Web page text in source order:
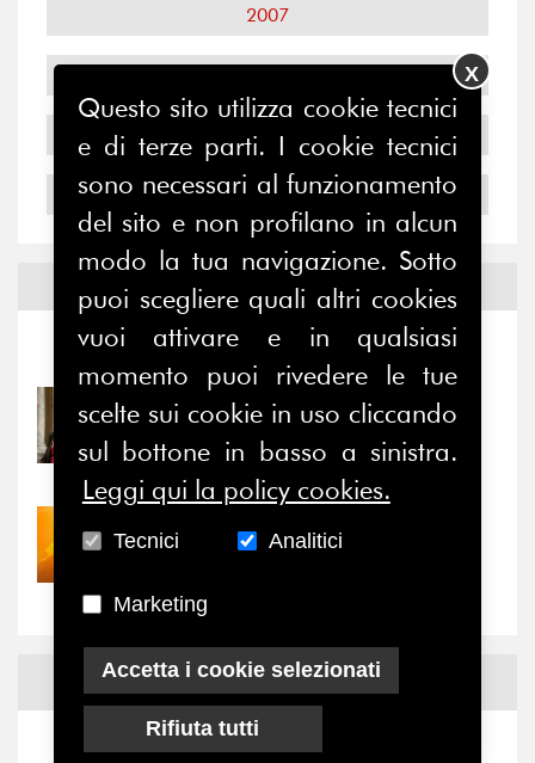
2007
2005
2004
Notizie ed Eventi
Notizie - Eventi
31/07/2026
Prima della pausa estiva,
il valore di...
30/07/2026
Nove anni dopo la
NewsFacebook
Questo sito utilizza cookie tecnici
e di terze parti. I cookie tecnici
sono necessari al funzionamento
del sito e non profilano in alcun
modo la tua navigazione. Sotto
puoi scegliere quali altri cookies
vuoi attivare e in qualsiasi
momento puoi rivedere le tue
scelte sui cookie in uso cliccando
sul bottone in basso a sinistra.
Leggi qui la policy cookies.
Tecnici Analitici
Marketing
Accetta i cookie selezionati
Rifiuta tutti
X